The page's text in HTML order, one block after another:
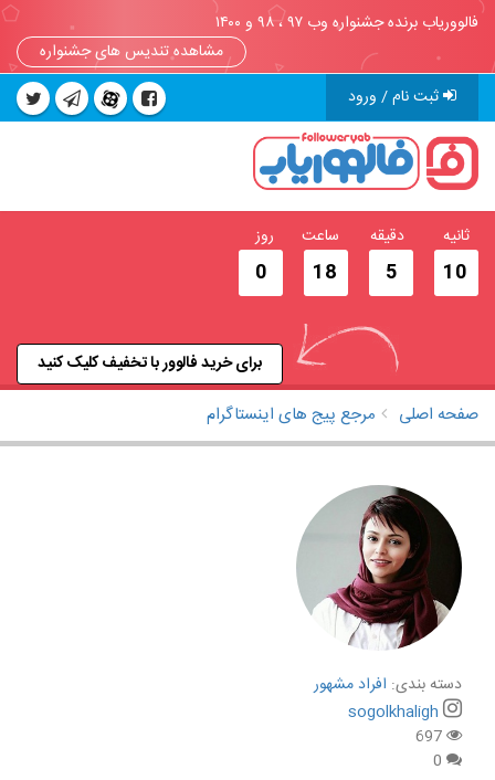
فالووریاب برنده جشنواره وب ۹۷ ، ۹۸ و ۱۴۰۰
مشاهده تندیس های جشنواره
ثبت نام / ورود
09
ثانیه
5
دقیقه
18
ساعت
0
روز
برای خرید فالوور با تخفیف کلیک کنید
صفحه اصلی مرجع پیج های اینستاگرام
دسته بندی: افراد مشهور
sogolkhaligh